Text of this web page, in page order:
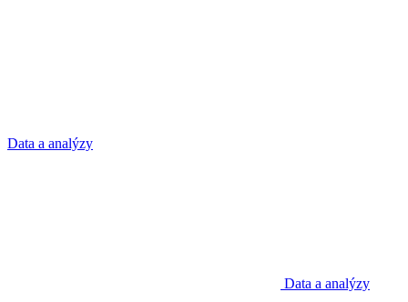
Data a analýzy
Data a analýzy